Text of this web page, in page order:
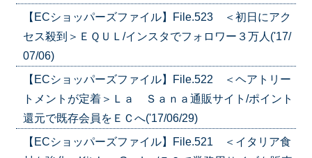
【ECショッパーズファイル】File.523 ＜初日にアク
セス殺到＞ＥＱＵＬ/インスタでフォロワー３万人('17/
07/06)
【ECショッパーズファイル】File.522 ＜ヘアトリー
トメントが定着＞Ｌａ Ｓａｎａ通販サイト/ポイント
還元で既存会員をＥＣへ('17/06/29)
【ECショッパーズファイル】File.521 ＜イタリア食